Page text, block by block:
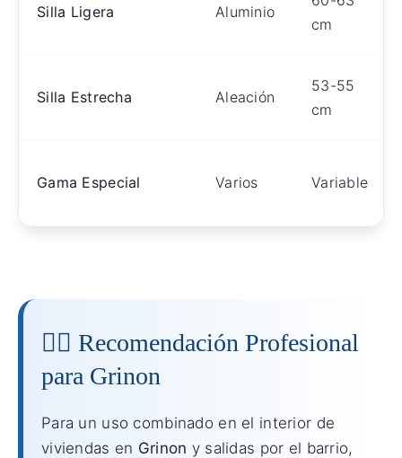
Silla Ligera Aluminio
cm
Silla Estrecha Aleación
53-55
cm
Gama Especial Varios Variable
👨‍⚕️ Recomendación Profesional
para Grinon
Para un uso combinado en el interior de
viviendas en Grinon y salidas por el barrio,